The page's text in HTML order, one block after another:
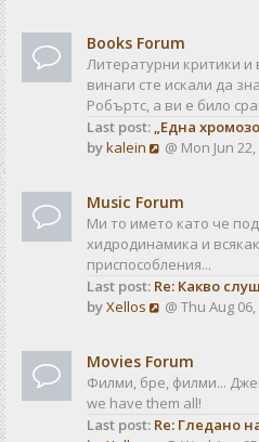
p
o
s
w
t
h
e
l
a
s
t
p
o
s
Books Forum
Литературни критики и
винаги сте искали да
Робъртс, а ви е било
Last post: „Една
bykalein
V
w
t
h
e
l
a
s
t
p
o
@ Mon Jun
Music Forum
Ми то името като че
хидродинамика и
приспособления...
Last post: Re: Какво
byXellos
V
w
t
h
e
@ Thu Aug
Movies Forum
Филми, бре, филми...
we have them all!
Last post: Re: Гледано